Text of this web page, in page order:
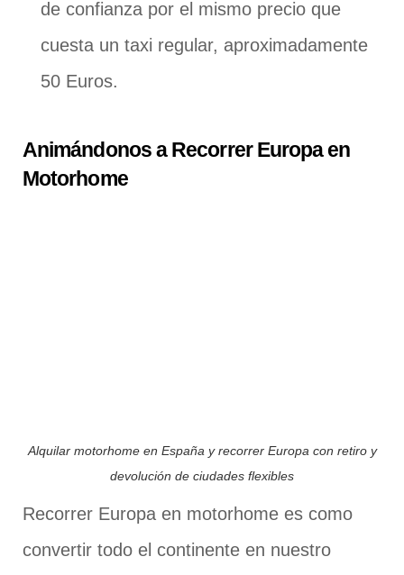
de confianza por el mismo precio que
cuesta un taxi regular, aproximadamente
50 Euros.
Animándonos a Recorrer Europa en
Motorhome
Alquilar motorhome en España y recorrer Europa con retiro y
devolución de ciudades flexibles
Recorrer Europa en motorhome es como
convertir todo el continente en nuestro